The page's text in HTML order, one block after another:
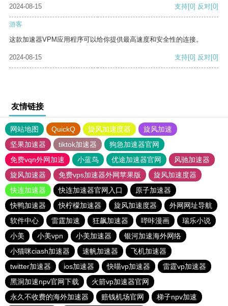
2024-08-15 支持[0] 反对[0]
游客
这款加速器VPM应用程序可以给你提供最高速度和安全性的连接。
2024-08-15 支持[0] 反对[0]
友情链接
网站地图 QuickQ 旋风加速度器
旋风加速
坚果加速器
tiktok加速器
狗急加速器官网
免费vqn外网加速
小蓝鸟 优途加速器官网
风驰加速器
旋风加速器
免费vps加速器外网苹果版
旋风加速度器
快连加速器
快连加速器官网入口
原子加速器
快鸭加速器
快柠檬加速器 旋风加速度器
外网网址导航
软件中心
雷霆加速 狂飙加速器 哔咔漫画
瑞乐小说
小美
小美vpn 小美加速器
银河加速海外网络
小猫咪ciash加速器
速帆加速器
飞机加速器
twitter加速器
ios加速器 快喵vp加速器
雷霆vp加速器
黑洞加速npv官网下载
火箭vp加速器官网
永久不收费的海外加速器
赔钱机场官网 梯子npv加速